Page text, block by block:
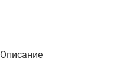
Описание